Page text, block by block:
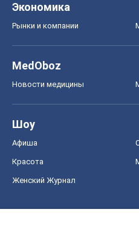
Экономика
Рынки и компании
MedOboz
Новости медицины
Шоу
Афиша
Красота
Женский Журнал